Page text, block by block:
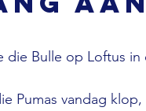
die Bulle op Loftus
Pumas vandag